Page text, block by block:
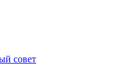
совет